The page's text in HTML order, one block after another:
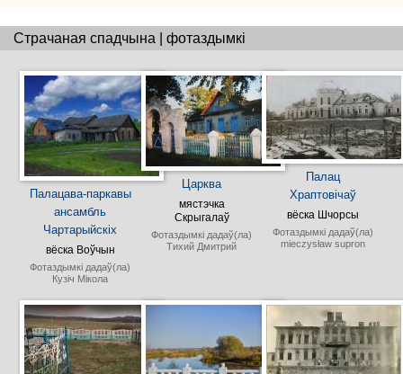
Страчаная спадчына | фотаздымкі
Палацава-паркавы
ансамбль
Чартарыйскіх
вёска Воўчын
Фотаздымкі дадаў(ла)
Кузіч Мікола
Царква
мястэчка
Скрыгалаў
Фотаздымкі дадаў(ла)
Тихий Дмитрий
Палац
Храптовічаў
вёска Шчорсы
Фотаздымкі дадаў(ла)
mieczysław supron